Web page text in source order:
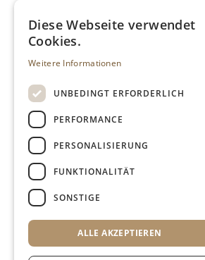
Diese Webseite verwendet
Cookies.
Weitere Informationen
UNBEDINGT ERFORDERLICH
PERFORMANCE
PERSONALISIERUNG
FUNKTIONALITÄT
SONSTIGE
ALLE AKZEPTIEREN